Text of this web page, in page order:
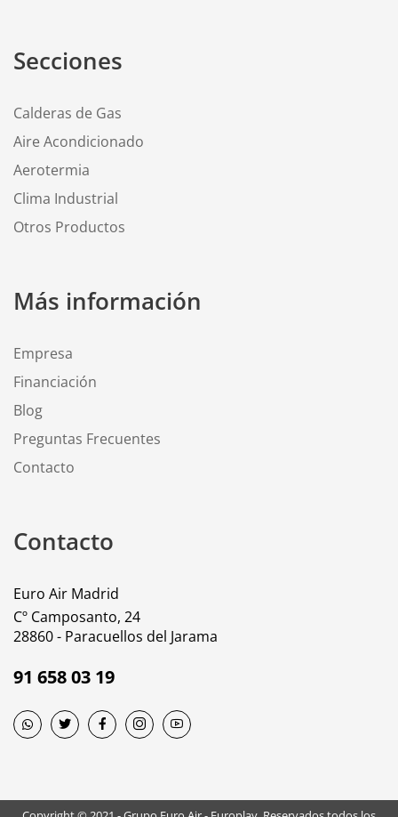
Secciones
Calderas de Gas
Aire Acondicionado
Aerotermia
Clima Industrial
Otros Productos
Más información
Empresa
Financiación
Blog
Preguntas Frecuentes
Contacto
Contacto
Euro Air Madrid
Cº Camposanto, 24
28860 - Paracuellos del Jarama
91 658 03 19